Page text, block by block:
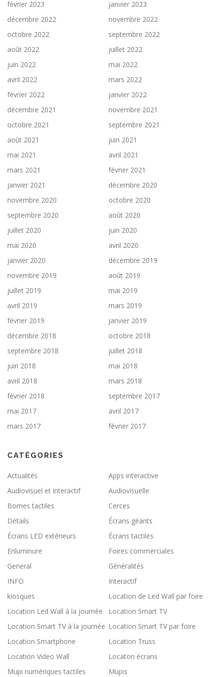
février 2023
janvier 2023
décembre 2022
novembre 2022
octobre 2022
septembre 2022
août 2022
juillet 2022
juin 2022
mai 2022
avril 2022
mars 2022
février 2022
janvier 2022
décembre 2021
novembre 2021
octobre 2021
septembre 2021
août 2021
juin 2021
mai 2021
avril 2021
mars 2021
février 2021
janvier 2021
décembre 2020
novembre 2020
octobre 2020
septembre 2020
août 2020
juillet 2020
juin 2020
mai 2020
avril 2020
janvier 2020
décembre 2019
novembre 2019
août 2019
juillet 2019
mai 2019
avril 2019
mars 2019
février 2019
janvier 2019
décembre 2018
octobre 2018
septembre 2018
juillet 2018
juin 2018
mai 2018
avril 2018
mars 2018
février 2018
septembre 2017
mai 2017
avril 2017
mars 2017
février 2017
CATÉGORIES
Actualités
Apps interactive
Audiovisuel et interactif
Audiovisuelle
Bornes tactiles
Cerces
Détails
Écrans géants
Écrans LED extérieurs
Écrans tactiles
Enluminure
Foires commerciales
General
Généralités
INFO
Interactif
kiosques
Location de Led Wall par foire
Location Led Wall à la journée
Location Smart TV
Location Smart TV à la journée Location Smart TV par foire
Location Smartphone
Location Truss
Location Video Wall
Locaton écrans
Mupi numériques tactiles
Mupis